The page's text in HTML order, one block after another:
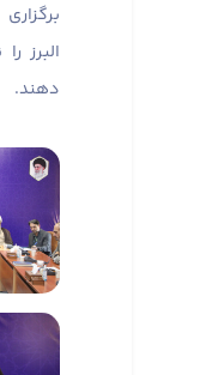
البرز
دهند.